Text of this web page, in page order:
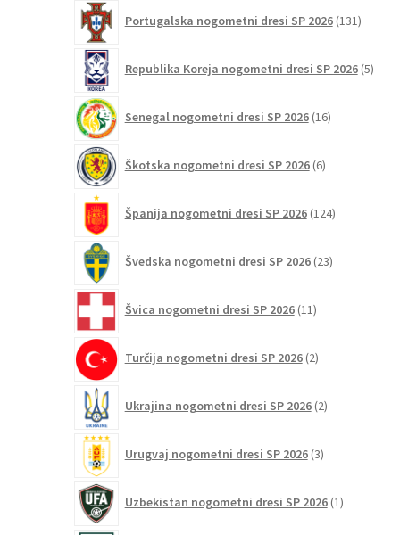
Portugalska nogometni dresi SP 2026 131
Republika Koreja nogometni dresi SP 2026 5
Senegal nogometni dresi SP 2026 16izdelkov
Škotska nogometni dresi SP 2026 6izdelkov
Španija nogometni dresi SP 2026 124izdelkov
Švedska nogometni dresi SP 2026 23izdelkov
Švica nogometni dresi SP 2026 11izdelkov
Turčija nogometni dresi SP 2026 2izdelka
Ukrajina nogometni dresi SP 2026 2izdelka
Urugvaj nogometni dresi SP 2026 3izdelki
Uzbekistan nogometni dresi SP 2026 1izdelek